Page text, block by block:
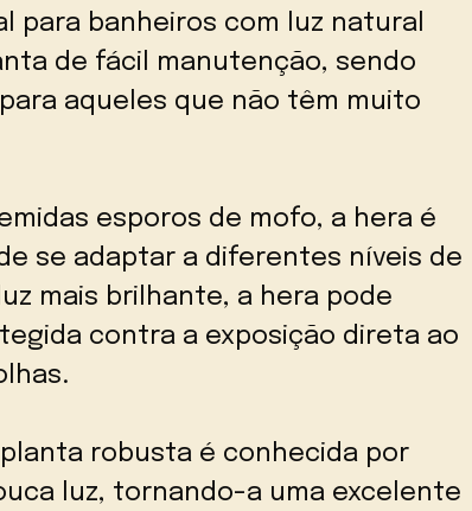
para banheiros com luz natural
de fácil manutenção, sendo
aqueles que não têm muito
esporos de mofo, a hera é
se adaptar a diferentes níveis de
mais brilhante, a hera pode
contra a exposição direta ao
planta robusta é conhecida por
luz, tornando-a uma excelente